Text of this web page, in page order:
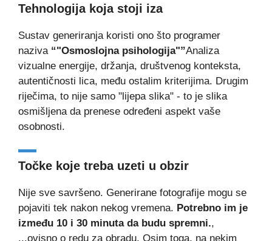
Tehnologija koja stoji iza
Sustav generiranja koristi ono što programer
naziva “"Osmoslojna psihologija"”Analiza
vizualne energije, držanja, društvenog konteksta,
autentičnosti lica, među ostalim kriterijima. Drugim
riječima, to nije samo "lijepa slika" - to je slika
osmišljena da prenese određeni aspekt vaše
osobnosti.
Točke koje treba uzeti u obzir
Nije sve savršeno. Generirane fotografije mogu se
pojaviti tek nakon nekog vremena. Potrebno im je
između 10 i 30 minuta da budu spremni.,
...ovisno o redu za obradu. Osim toga, na nekim